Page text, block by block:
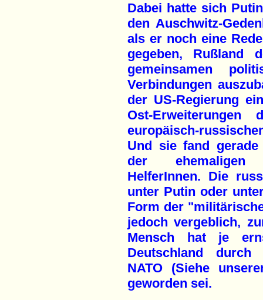
Dabei hatte sich
den Auschwitz-
als er noch eine
gegeben, Rußland
gemeinsamen
Verbindungen
der US-Regierung
Ost-
europäisch-
Und sie fand gerade
der ehemaligen
HelferInnen. Die
unter Putin oder
Form der
jedoch vergeblich,
Mensch hat je
Deutschland durch
NATO (Siehe
geworden sei.